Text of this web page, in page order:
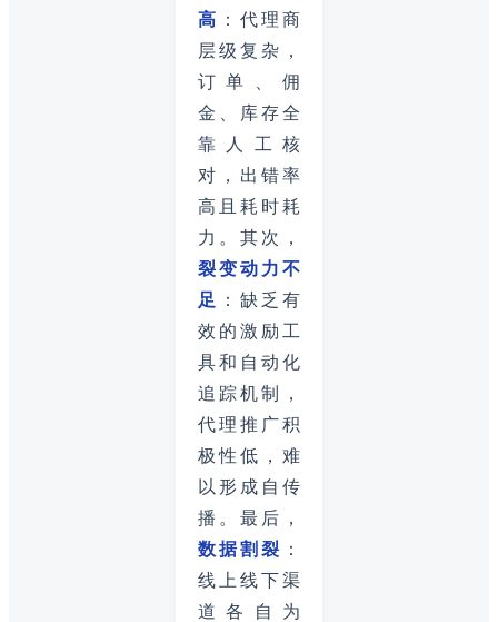
高 ：代理商
层级复杂，
订单、佣
金、库存全
靠人工核
对，出错率
高且耗时耗
力。其次，
裂变动力不
足
：缺乏有
效的激励工
具和自动化
追踪机制，
代理推广积
极性低，难
以形成自传
播。最后，
数据割裂 ：
线上线下渠
道各自为